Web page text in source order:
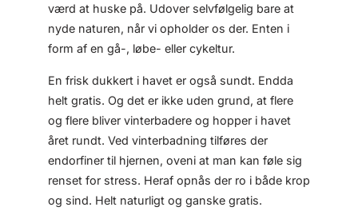
værd at huske på. Udover selvfølgelig bare at
nyde naturen, når vi opholder os der. Enten i
form af en gå-, løbe- eller cykeltur.
En frisk dukkert i havet er også sundt. Endda
helt gratis. Og det er ikke uden grund, at flere
og flere bliver vinterbadere og hopper i havet
året rundt. Ved vinterbadning tilføres der
endorfiner til hjernen, oveni at man kan føle sig
renset for stress. Heraf opnås der ro i både krop
og sind. Helt naturligt og ganske gratis.